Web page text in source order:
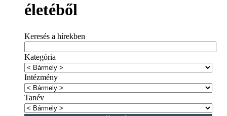
életéből
Keresés a hírekben
Kategória
Intézmény
Tanév